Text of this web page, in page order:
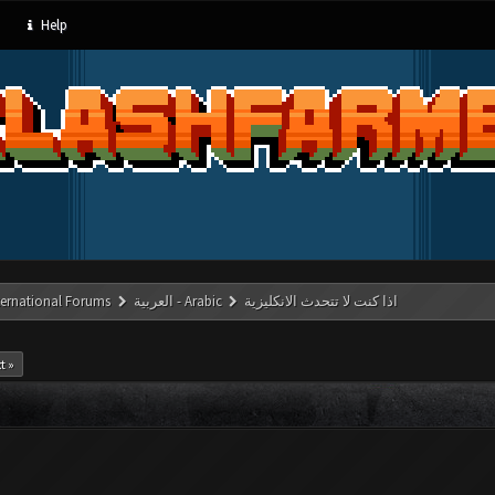
Help
Forums العربية - Arabic اذا كنت لا تتحدث الانكليزية
»